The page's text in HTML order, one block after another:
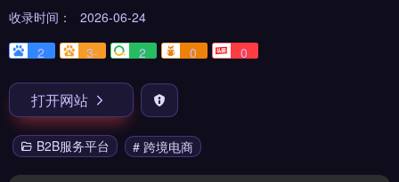
收录时间：
2026-06-24
2
3- 2 0 0
打开网站
B2B服务平台 # 跨境电商